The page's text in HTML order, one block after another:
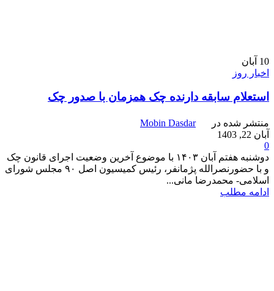
10 آبان
اخبار روز
استعلام سابقه دارنده چک همزمان با صدور چک
منتشر شده در
Mobin Dasdar
آبان 22, 1403
0
دوشنبه هفتم آبان ۱۴۰۳ با موضوع آخرین وضعیت اجرای قانون چک
و با حضورنصرالله پژمانفر، رئیس کمیسیون اصل ۹۰ مجلس شورای
اسلامی- محمدرضا مانی...
ادامه مطلب